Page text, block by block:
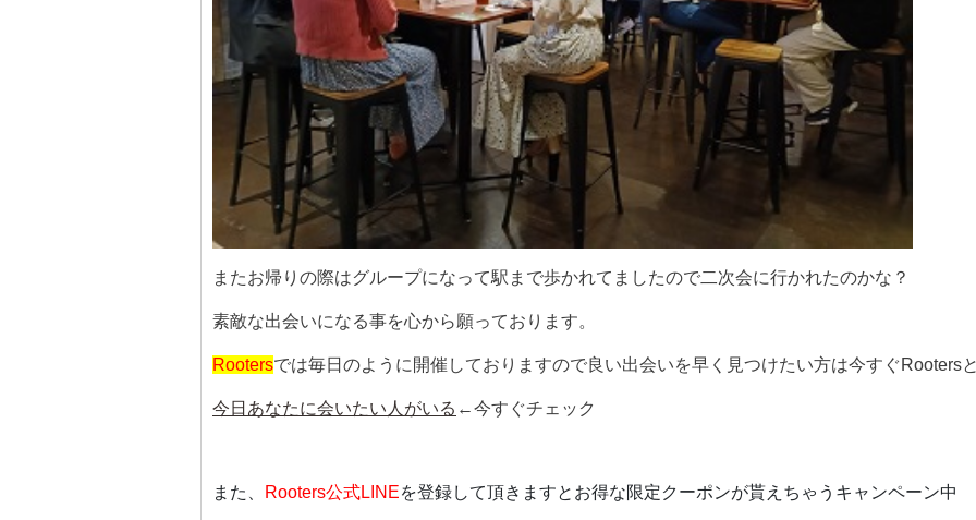
またお帰りの際はグループになって駅まで歩かれてましたので二次会に行かれたのかな？
素敵な出会いになる事を心から願っております。
Rootersでは毎日のように開催しておりますので良い出会いを早く見つけたい方は今すぐRooters
今日あなたに会いたい人がいる ←今すぐチェック
また、 Rooters公式LINEを登録して頂きますとお得な限定クーポンが貰えちゃうキャンペーン中